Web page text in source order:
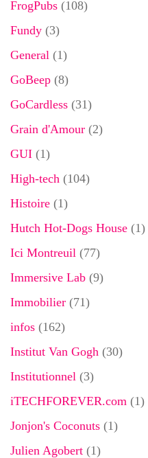
FrogPubs (108)
Fundy (3)
General (1)
GoBeep (8)
GoCardless (31)
Grain d'Amour (2)
GUI (1)
High-tech (104)
Histoire (1)
Hutch Hot-Dogs House (1)
Ici Montreuil (77)
Immersive Lab (9)
Immobilier (71)
infos (162)
Institut Van Gogh (30)
Institutionnel (3)
iTECHFOREVER.com (1)
Jonjon's Coconuts (1)
Julien Agobert (1)